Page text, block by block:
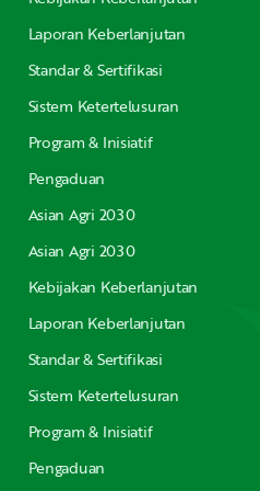
Laporan Keberlanjutan
Standar & Sertifikasi
Sistem Ketertelusuran
Program & Inisiatif
Pengaduan
Asian Agri 2030
Asian Agri 2030
Kebijakan Keberlanjutan
Laporan Keberlanjutan
Standar & Sertifikasi
Sistem Ketertelusuran
Program & Inisiatif
Pengaduan